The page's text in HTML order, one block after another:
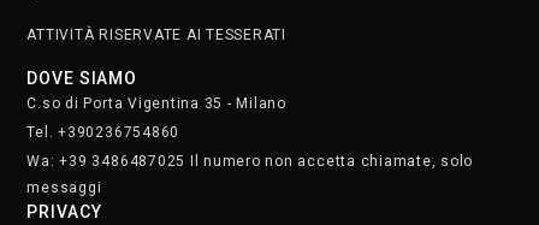
ATTIVITÀ RISERVATE AI TESSERATI
DOVE SIAMO
C.so di Porta Vigentina 35 - Milano
Tel. +390236754860
Wa: +39 3486487025 Il numero non accetta chiamate, solo
messaggi
PRIVACY